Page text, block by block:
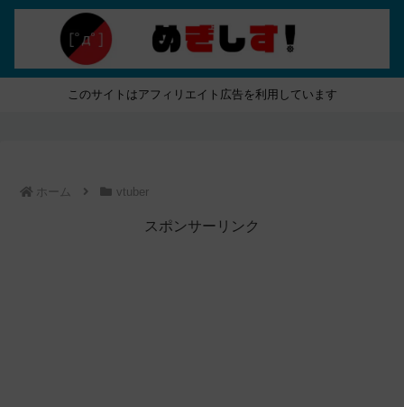
このサイトはアフィリエイト広告を利用しています
ホーム vtuber
スポンサーリンク